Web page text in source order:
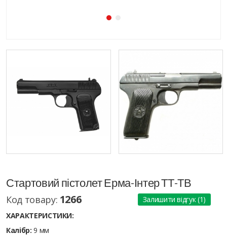
Стартовий пістолет Ерма-Інтер ТТ-ТВ
Код товару: 1266
Залишити відгук (1)
ХАРАКТЕРИСТИКИ:
Калібр: 9 мм